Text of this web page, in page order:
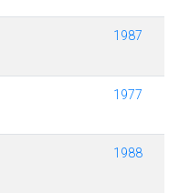
1987
1977
1988